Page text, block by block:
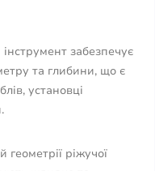
забезпечує
та глибини, що є
установці
ріжучої